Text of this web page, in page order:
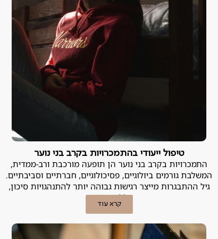
טיפול ייעודי בהתמכרויות בקרב בני נוער
התמכרויות בקרב בני נוער הן תופעה מורכבת ורב-ממדית,
המשלבת גורמים ביולוגיים, פסיכולוגיים, חברתיים וסביבתיים.
גיל ההתבגרות מייצר רגישות גבוהה יותר להתנהגויות סיכון,
ובכללן התמכרות.
קרא עוד